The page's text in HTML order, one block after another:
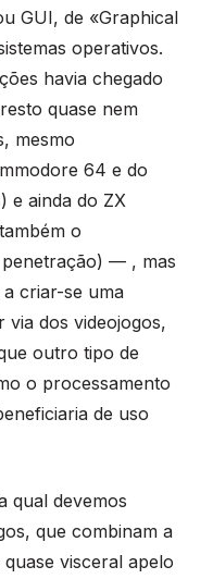
GUI, de «Graphical
operativos.
havia chegado
quase nem
mesmo
64 e do
e ainda do ZX
o
— , mas
criar-se uma
dos videojogos,
outro tipo de
o processamento
de uso
qual devemos
que combinam a
visceral apelo